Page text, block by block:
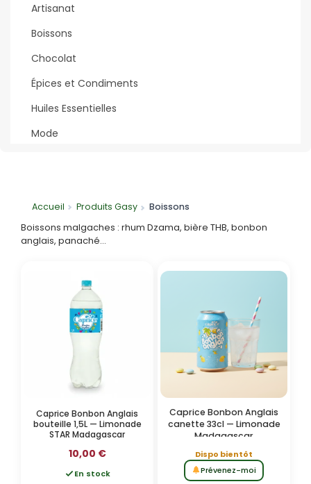
Accueil Produits Gasy Boissons
Boissons malgaches : rhum Dzama, bière THB, bonbon
anglais, panaché…
Caprice Bonbon Anglais
bouteille 1,5L — Limonade
STAR Madagascar
10,00 €
En stock
Caprice Bonbon Anglais
canette 33cl — Limonade
Madagascar
Dispo bientôt
Prévenez-moi
Artisanat
Boissons
Chocolat
Épices et Condiments
Huiles Essentielles
Mode